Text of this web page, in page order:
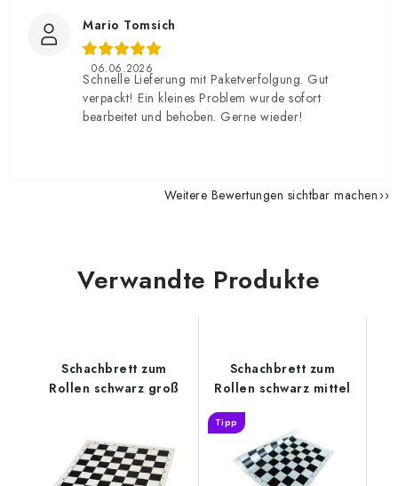
Mario Tomsich
06.06.2026
Schnelle Lieferung mit Paketverfolgung. Gut
verpackt! Ein kleines Problem wurde sofort
bearbeitet und behoben. Gerne wieder!
Weitere Bewertungen sichtbar machen
Verwandte Produkte
Schachbrett zum
Rollen schwarz groß
Schachbrett zum
Rollen schwarz mittel
Tipp